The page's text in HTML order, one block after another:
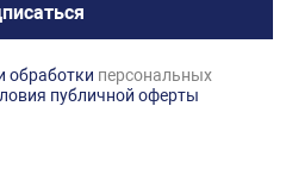
обработки персональных
публичной оферты